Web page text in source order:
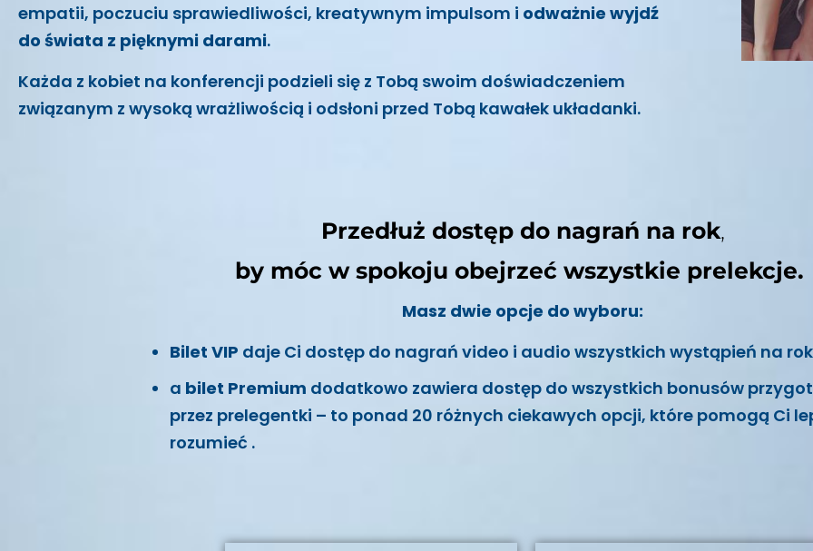
empatii, poczuciu sprawiedliwości, kreatywnym impulsom i odważnie wyjdź
do świata z pięknymi darami.
Każda z kobiet na konferencji podzieli się z Tobą swoim doświadczeniem
związanym z wysoką wrażliwością i odsłoni przed Tobą kawałek układanki.
Przedłuż dostęp do nagrań na rok,
by móc w spokoju obejrzeć wszystkie prelekcje.
Masz dwie opcje do wyboru:
Bilet VIP daje Ci dostęp do nagrań video i audio wszystkich wystąpień na
a bilet Premium dodatkowo zawiera dostęp do wszystkich bonusów
przez prelegentki – to ponad 20 różnych ciekawych opcji, które pomogą Ci
rozumieć .